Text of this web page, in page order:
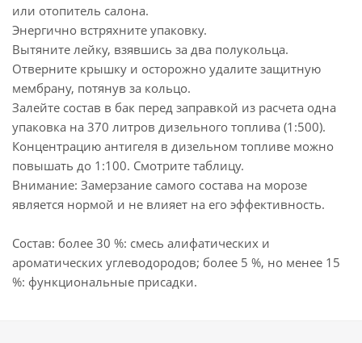
или отопитель салона.
Энергично встряхните упаковку.
Вытяните лейку, взявшись за два полукольца.
Отверните крышку и осторожно удалите защитную
мембрану, потянув за кольцо.
Залейте состав в бак перед заправкой из расчета одна
упаковка на 370 литров дизельного топлива (1:500).
Концентрацию антигеля в дизельном топливе можно
повышать до 1:100. Смотрите таблицу.
Внимание: Замерзание самого состава на морозе
является нормой и не влияет на его эффективность.
Состав: более 30 %: смесь алифатических и
ароматических углеводородов; более 5 %, но менее 15
%: функциональные присадки.